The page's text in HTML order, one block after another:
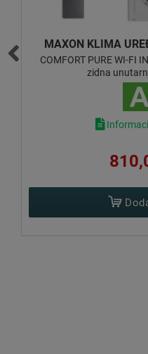
MAXON KLIMA
COMFORT PURE WI-FI
zidna